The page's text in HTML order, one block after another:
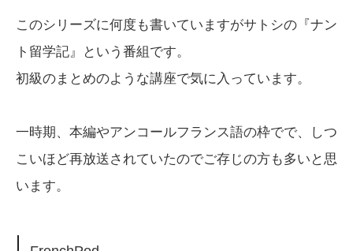
このシリーズに何度も書いていますがサトシの『ナン
ト留学記』という番組です。
初級のまとめのような講座で気に入っています。
一時期、本編やアンコールフランス語の枠でで、しつ
こいほど再放送されていたのでご存じの方も多いと思
います。